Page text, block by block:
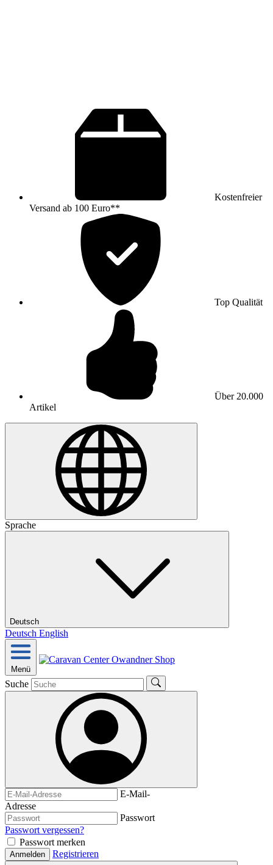
Kostenfreier
Versand ab 100 Euro**
Top Qualität
Über 20.000
Artikel
Sprache
Deutsch
Deutsch English
Menü
Suche
E-Mail-
Adresse
Passwort
Passwort vergessen?
Passwort merken
Anmelden Registrieren